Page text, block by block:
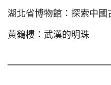
湖北省博物館：探索中國
黃鶴樓：武漢的明珠